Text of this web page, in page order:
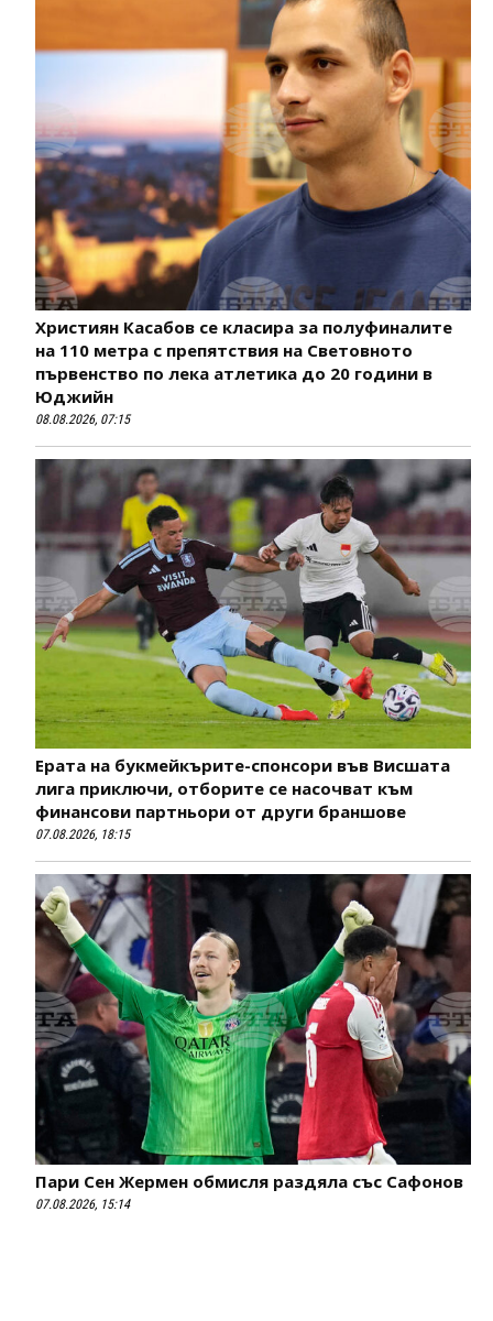
Християн Касабов се класира за полуфиналите
на 110 метра с препятствия на Световното
първенство по лека атлетика до 20 години в
Юджийн
08.08.2026, 07:15
Ерата на букмейкърите-спонсори във Висшата
лига приключи, отборите се насочват към
финансови партньори от други браншове
07.08.2026, 18:15
Пари Сен Жермен обмисля раздяла със Сафонов
07.08.2026, 15:14